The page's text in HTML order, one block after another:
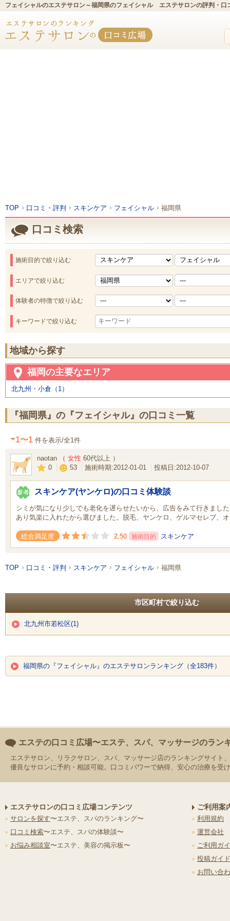
フェイシャルのエステサロン～福岡県のフェイシャル エステサロンの評判・口
TOP 口コミ・評判 スキンケア フェイシャル 福岡県
口コミ検索
施術目的で絞り込む
エリアで絞り込む
体験者の特徴で絞り込む
キーワードで絞り込む
地域から探す
福岡の主要なエリア
北九州・小倉（1）
『福岡県』の『フェイシャル』の口コミ一覧
1〜1 件を表示/全1件
naotan （ 女性 60代以上 ）
0
53 施術時期:2012-01-01 投稿日:2012-10-07
スキンケア(ヤンケロ)の口コミ体験談
シミが気になり少しでも老化を遅らせたいから、広告をみて行きまし
あり気楽に入れたから選びました。脱毛、ヤンケロ、ゲルマセレブ、
総合満足度 2.50 施術目的 スキンケア
TOP 口コミ・評判 スキンケア フェイシャル 福岡県
市区町村で絞り込む
北九州市若松区(1)
福岡県の『フェイシャル』のエステサロンランキング（全183件）
エステの口コミ広場〜エステ、スパ、マッサージのラン
エステサロン、リラクサロン、スパ、マッサージ店のランキングサイト
優良なサロンに予約・相談可能。口コミパワーで納得、安心の治療を受
エステサロンの口コミ広場コンテンツ
サロンを探す〜エステ、スパのランキング〜
口コミ検索〜エステ、スパの体験談〜
お悩み相談室〜エステ、美容の掲示板〜
ご利用案
利用規約
運営会社
ご利用ガ
投稿ガイ
お問い合